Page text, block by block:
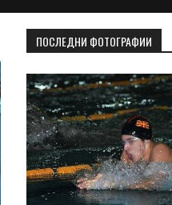
ПОСЛЕДНИ ФОТОГРАФИИ